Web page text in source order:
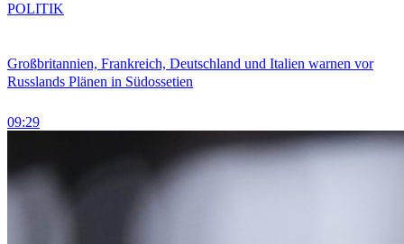
Großbritannien, Frankreich, Deutschland und Italien warnen vor
Russlands Plänen in Südossetien
09:29
POLITIK